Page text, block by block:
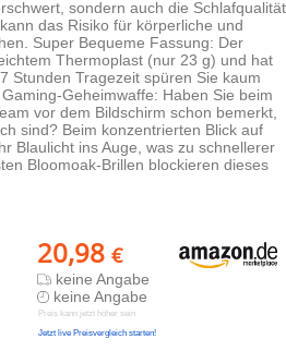
sondern auch die Schlafqualität
das Risiko für körperliche und
Super Bequeme Fassung: Der
Thermoplast (nur 23 g) und hat
Stunden Tragezeit spüren Sie kaum
Geheimwaffe: Haben Sie beim
vor dem Bildschirm schon bemerkt,
sind? Beim konzentrierten Blick auf
Blaulicht ins Auge, was zu schnellerer
Bloomoak-Brillen blockieren dieses
20,98 €
keine Angabe
keine Angabe
Preis kann jetzt höher sein
Jetzt live Preisvergleich starten!